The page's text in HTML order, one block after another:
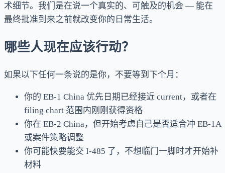
术细节。我们是在说一个真实的、可触及的机会 — 能在
最终批准到来之前就改变你的日常生活。
哪些人现在应该行动？
如果以下任何一条说的是你，不要等到下个月：
你的 EB-1 China 优先日期已经接近 current，或者在
filing chart 范围内刚刚获得资格
你在 EB-2 China，但开始考虑自己是否适合冲 EB-1A
或案件策略调整
你可能快要能交 I-485 了，不想临门一脚时才开始补
材料